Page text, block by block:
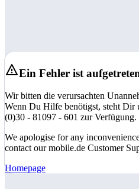
Ein Fehler ist
Wir bitten die verursachten
Wenn Du Hilfe benötigst, steht Dir
(0)30 - 81097 - 601 zur Verfügung.
We apologise for any
contact our mobile.de Customer
Homepage